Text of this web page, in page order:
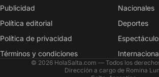
Publicidad
Política editorial
Política de privacidad
Términos y condiciones
Nacionales
Deportes
© 2026 HolaSalta.com — Todos los
Dirección a cargo de Romina